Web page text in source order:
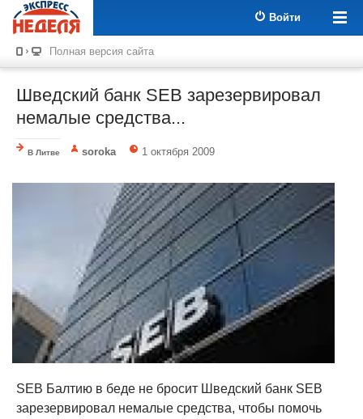
Войти
Полная версия сайта
Шведский банк SEB зарезервировал
немалые средства...
В Литве soroka 1 октября 2009
SEB Балтию в беде не бросит Шведский банк SEB
зарезервировал немалые средства, чтобы помочь